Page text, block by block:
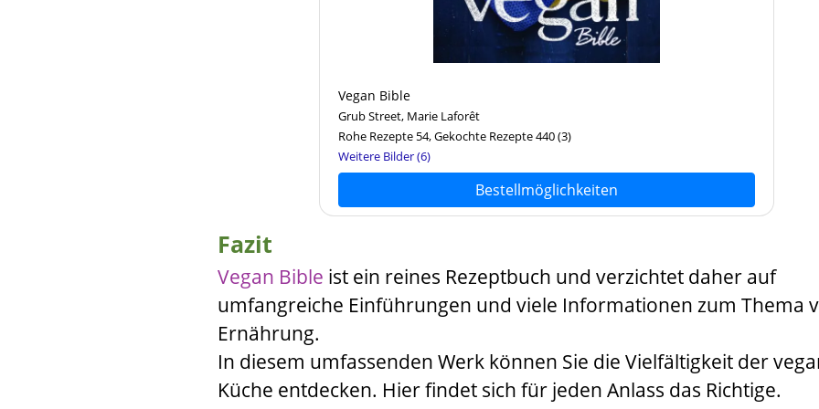
Vegan Bible
Grub Street, Marie Laforêt
Rohe Rezepte 54, Gekochte Rezepte 440(3)
Weitere Bilder (6)
Bestellmöglichkeiten
Fazit
Vegan Bible ist ein reines Rezeptbuch und verzichtet daher auf
umfangreiche Einführungen und viele Informationen zum Thema
Ernährung.
In diesem umfassenden Werk können Sie die Vielfältigkeit der
Küche entdecken. Hier findet sich für jeden Anlass das Richtige.